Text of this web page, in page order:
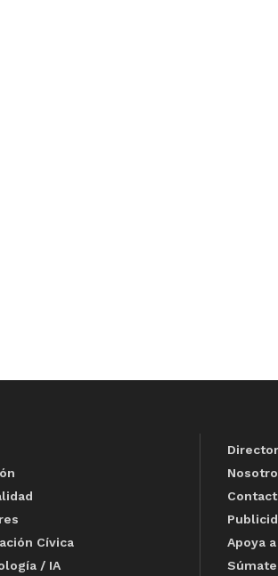
Cívica
/ IA
Apoya a
Súmate